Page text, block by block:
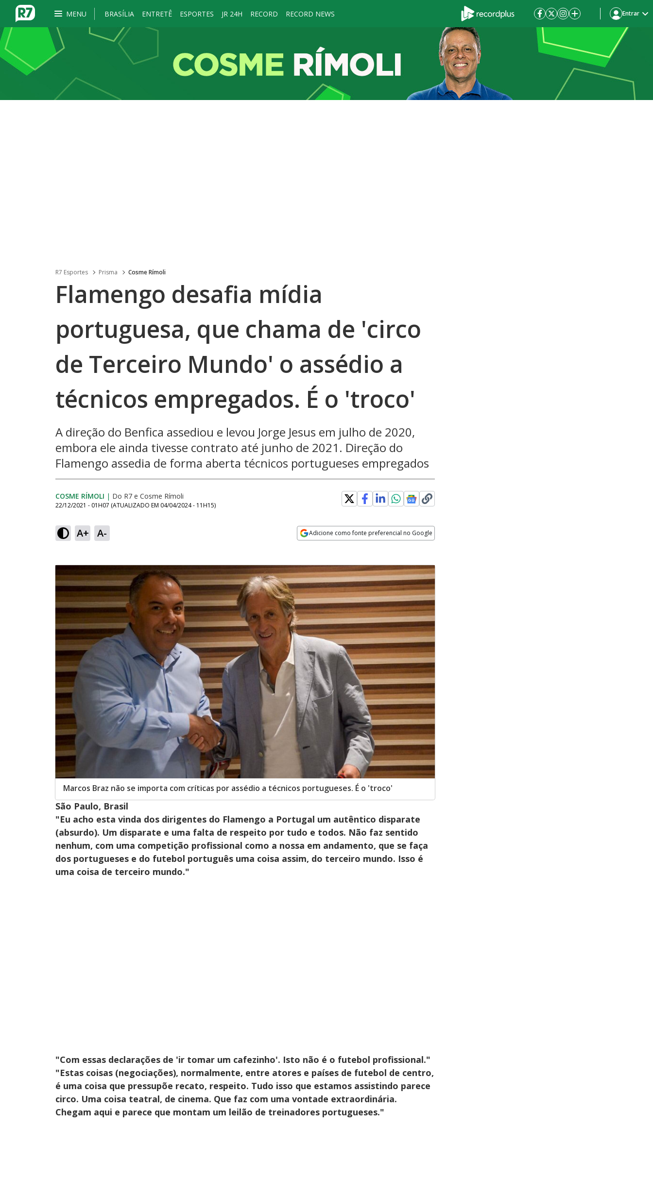
MENU BRASÍLIA ENTRETÊ ESPORTES JR 24H RECORD RECORD NEWS Entrar
R7 Esportes Prisma Cosme Rímoli
Flamengo desafia mídia
portuguesa, que chama de 'circo
de Terceiro Mundo' o assédio a
técnicos empregados. É o 'troco'
A direção do Benfica assediou e levou Jorge Jesus em julho de 2020,
embora ele ainda tivesse contrato até junho de 2021. Direção do
Flamengo assedia de forma aberta técnicos portugueses empregados
COSME RÍMOLI | Do R7 e Cosme Rímoli
22/12/2021 - 01H07 (ATUALIZADO EM 04/04/2024 - 11H15)
A+ A- Adicione como fonte preferencial no Google
Marcos Braz não se importa com críticas por assédio a técnicos portugueses. É o 'troco'
São Paulo, Brasil
"Eu acho esta vinda dos dirigentes do Flamengo a Portugal um autêntico disparate
(absurdo). Um disparate e uma falta de respeito por tudo e todos. Não faz sentido
nenhum, com uma competição profissional como a nossa em andamento, que se faça
dos portugueses e do futebol português uma coisa assim, do terceiro mundo. Isso é
uma coisa de terceiro mundo."
"Com essas declarações de 'ir tomar um cafezinho'. Isto não é o futebol profissional."
"Estas coisas (negociações), normalmente, entre atores e países de futebol de centro,
é uma coisa que pressupõe recato, respeito. Tudo isso que estamos assistindo parece
circo. Uma coisa teatral, de cinema. Que faz com uma vontade extraordinária.
Chegam aqui e parece que montam um leilão de treinadores portugueses."